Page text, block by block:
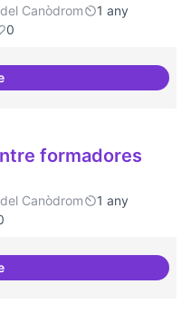
Canòdrom
1 any
0
col·laborativa
formadores
Canòdrom
1 any
equilibrada entre